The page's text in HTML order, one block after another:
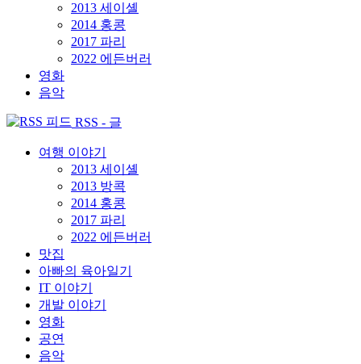
2013 세이셸
2014 홍콩
2017 파리
2022 에든버러
영화
음악
RSS - 글
여행 이야기
2013 세이셸
2013 방콕
2014 홍콩
2017 파리
2022 에든버러
맛집
아빠의 육아일기
IT 이야기
개발 이야기
영화
공연
음악